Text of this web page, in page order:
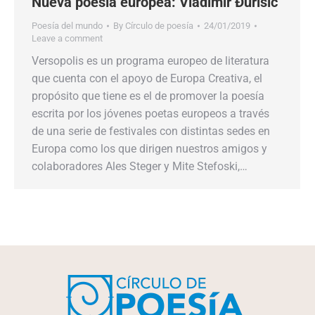
Poesía del mundo By Círculo de poesía
24/01/2019
Leave a comment
Versopolis es un programa europeo de literatura
que cuenta con el apoyo de Europa Creativa, el
propósito que tiene es el de promover la poesía
escrita por los jóvenes poetas europeos a través
de una serie de festivales con distintas sedes en
Europa como los que dirigen nuestros amigos y
colaboradores Ales Steger y Mite Stefoski,…